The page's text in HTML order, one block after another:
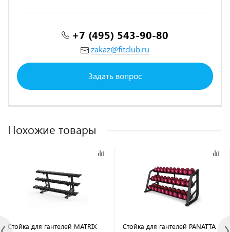
+7 (495) 543-90-80
zakaz@fitclub.ru
Задать вопрос
Похожие товары
Стойка для гантелей MATRIX
Стойка для гантелей PANATTA